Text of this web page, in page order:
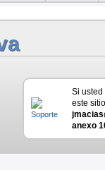
Si
este
anexo